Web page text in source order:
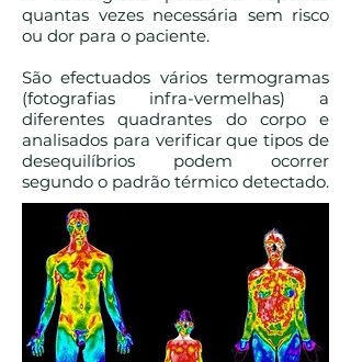
quantas vezes necessária sem risco
ou dor para o paciente.
São efectuados vários termogramas
(fotografias infra-vermelhas) a
diferentes quadrantes do corpo e
analisados para verificar que tipos de
desequilíbrios podem ocorrer
segundo o padrão térmico detectado.